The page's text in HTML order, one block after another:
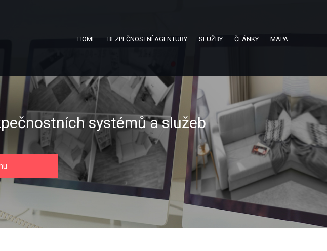
HOME BEZPEČNOSTNÍ AGENTURY SLUŽBY ČLÁNKY MAPA
systémů a služeb